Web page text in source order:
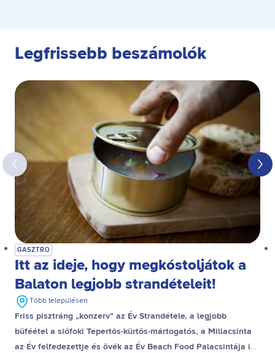
Legfrissebb beszámolók
GASZTRO
Itt az ideje, hogy megkóstoljátok a
Balaton legjobb strandételeit!
Több településen
Friss pisztráng „konzerv” az Év Strandétele, a legjobb
büféétel a siófoki Tepertős-kürtős-mártogatós, a Millacsinta
az Év felfedezettje és övék az Év Beach Food Palacsintája is,